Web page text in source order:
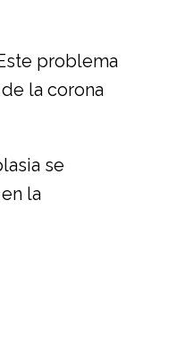
problema
la corona
se
la